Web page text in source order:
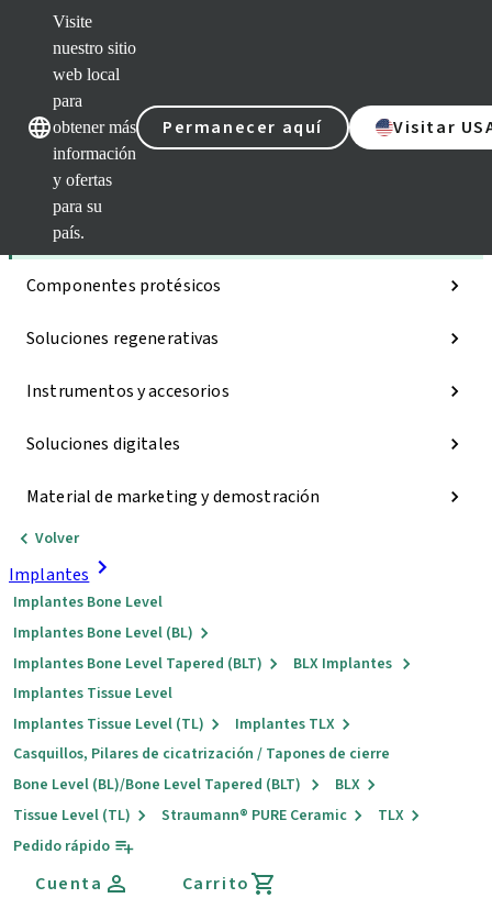
Visite
nuestro sitio
web local
para
obtener más
información
y ofertas
para su
país.
Permanecer aquí Visitar
Categorías
Implantes
Componentes protésicos
Soluciones regenerativas
Instrumentos y accesorios
Soluciones digitales
Material de marketing y demostración
Volver
Implantes
Implantes Bone Level
Implantes Bone Level (BL)
Implantes Bone Level Tapered (BLT)
BLX Implantes
Implantes Tissue Level
Implantes Tissue Level (TL)
Implantes TLX
Casquillos, Pilares de cicatrización / Tapones de cierre
Bone Level (BL)/Bone Level Tapered (BLT)
BLX
Tissue Level (TL)
Straumann® PURE Ceramic
TLX
Pedido rápido
Cuenta Carrito